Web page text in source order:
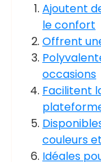
Ajoutent
le confort
Offrent
occasions
Facilitent
couleurs
Idéales